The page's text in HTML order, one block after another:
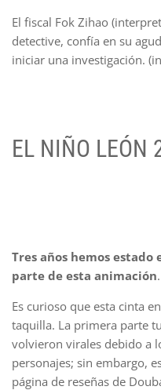
El fiscal Fok Zihao
detective, confía en su
iniciar una investigación.
EL NIÑO LEÓN
Tres años hemos estado
parte de esta animación.
Es curioso que esta cinta
taquilla. La primera parte
volvieron virales debido a
personajes; sin embargo,
página de reseñas de